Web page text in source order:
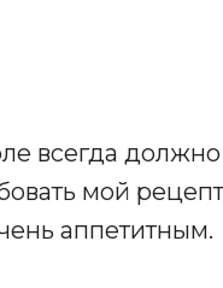
всегда
мой
аппетитным.